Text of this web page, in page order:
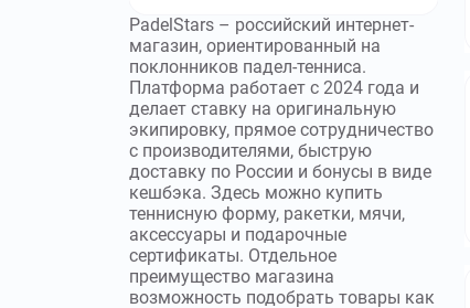
PadelStars – российский интернет-
магазин, ориентированный на
поклонников падел-тенниса.
Платформа работает с 2024 года и
делает ставку на оригинальную
экипировку, прямое сотрудничество
с производителями, быструю
доставку по России и бонусы в виде
кешбэка. Здесь можно купить
теннисную форму, ракетки, мячи,
аксессуары и подарочные
сертификаты. Отдельное
преимущество магазина
возможность подобрать товары как